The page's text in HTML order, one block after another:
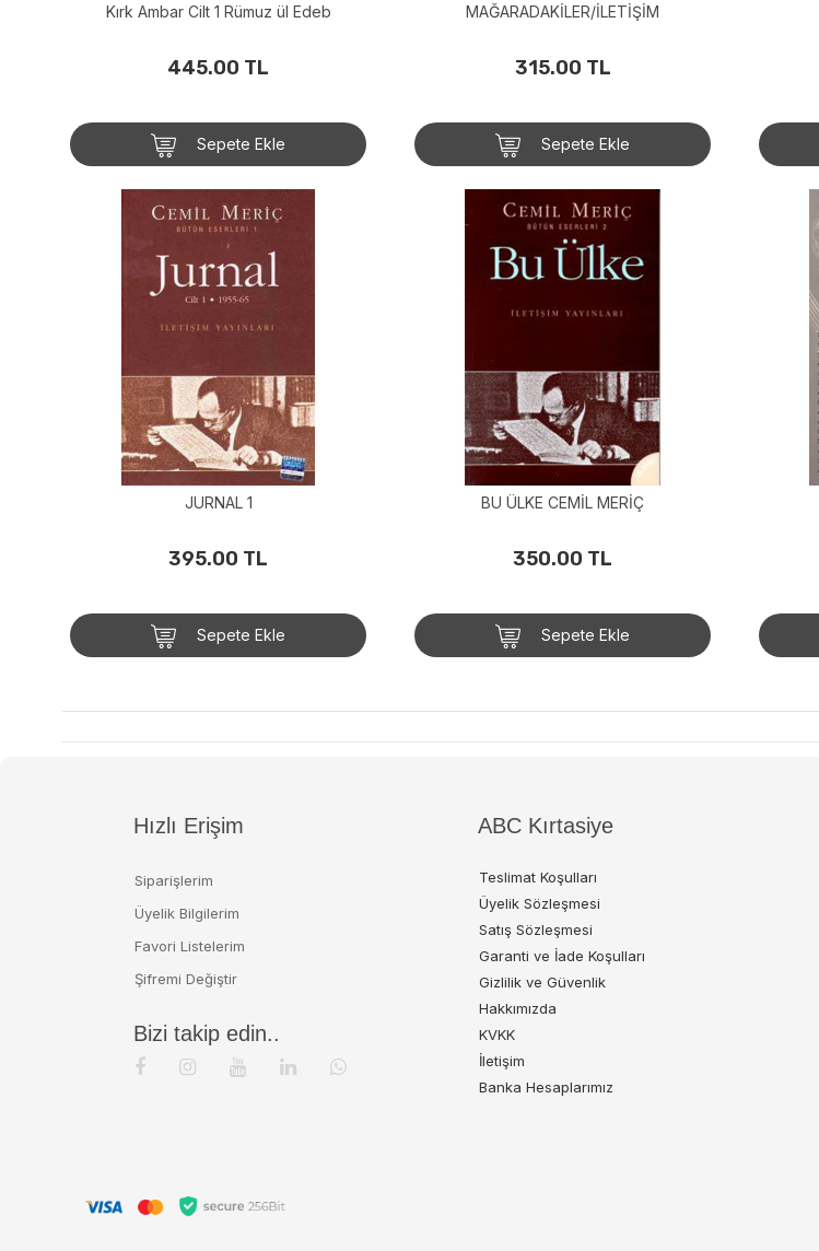
Kırk Ambar Cilt 1 Rümuz ül Edeb
445.00 TL
Sepete Ekle
MAĞARADAKİLER/İLETİŞİM
315.00 TL
Sepete Ekle
JURNAL 1
395.00 TL
Sepete Ekle
BU ÜLKE CEMİL MERİÇ
350.00 TL
Sepete Ekle
Hızlı Erişim
Siparişlerim
Üyelik Bilgilerim
Favori Listelerim
Şifremi Değiştir
Bizi takip edin..
ABC Kırtasiye
Teslimat Koşulları
Üyelik Sözleşmesi
Satış Sözleşmesi
Garanti ve İade Koşulları
Gizlilik ve Güvenlik
Hakkımızda
KVKK
İletişim
Banka Hesaplarımız